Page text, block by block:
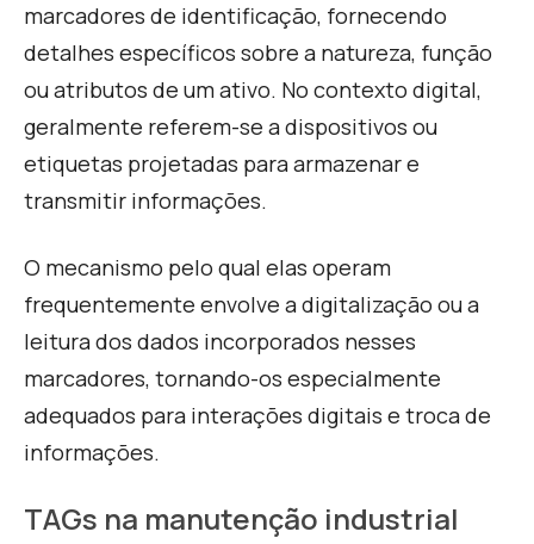
marcadores de identificação, fornecendo
detalhes específicos sobre a natureza, função
ou atributos de um ativo. No contexto digital,
geralmente referem-se a dispositivos ou
etiquetas projetadas para armazenar e
transmitir informações.
O mecanismo pelo qual elas operam
frequentemente envolve a digitalização ou a
leitura dos dados incorporados nesses
marcadores, tornando-os especialmente
adequados para interações digitais e troca de
informações.
TAGs na manutenção industrial